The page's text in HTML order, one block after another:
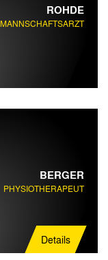
ROHDE
MANNSCHAFTSARZT
BERGER
PHYSIOTHERAPEUT
Details